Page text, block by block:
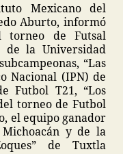
Mexicano del
Aburto, informó
torneo de Futsal
de la Universidad
“Las
Nacional (IPN) de
Futbol T21, “Los
torneo de Futbol
el equipo ganador
y de la
de Tuxtla